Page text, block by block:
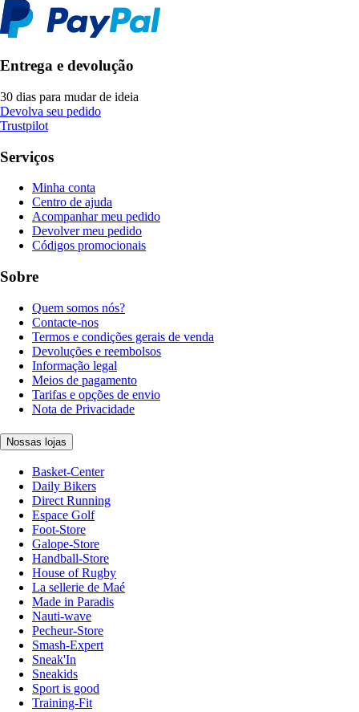
Entrega e devolução
30 dias para mudar de ideia
Devolva seu pedido
Trustpilot
Serviços
Minha conta
Centro de ajuda
Acompanhar meu pedido
Devolver meu pedido
Códigos promocionais
Sobre
Quem somos nós?
Contacte-nos
Termos e condições gerais de venda
Devoluções e reembolsos
Informação legal
Meios de pagamento
Tarifas e opções de envio
Nota de Privacidade
Nossas lojas
Basket-Center
Daily Bikers
Direct Running
Espace Golf
Foot-Store
Galope-Store
Handball-Store
House of Rugby
La sellerie de Maé
Made in Paradis
Nauti-wave
Pecheur-Store
Smash-Expert
Sneak'In
Sneakids
Sport is good
Training-Fit